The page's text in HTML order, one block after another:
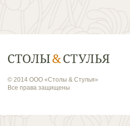
© 2014 ООО «Столы & Стулья»
Все права защищены